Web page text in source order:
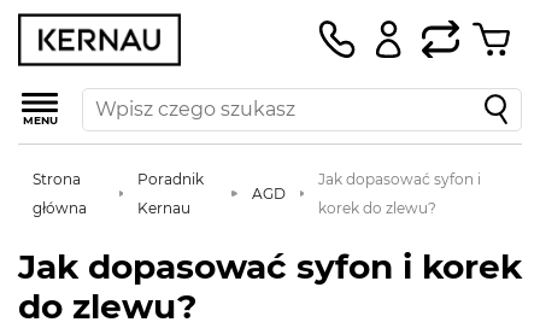
MENU
Strona
główna
Poradnik
Kernau
AGD
Jak dopasować syfon i
korek do zlewu?
Jak dopasować syfon i korek
do zlewu?